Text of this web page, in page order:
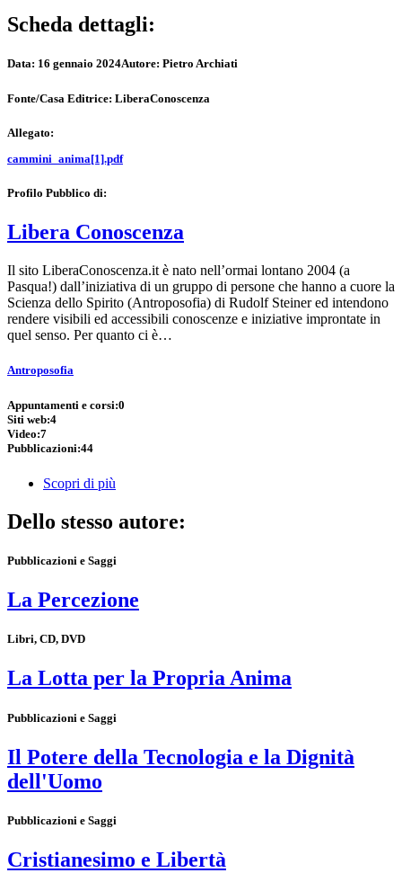
Scheda dettagli:
Data: 16 gennaio 2024Autore: Pietro Archiati
Fonte/Casa Editrice: LiberaConoscenza
Allegato:
cammini_anima[1].pdf
Profilo Pubblico di:
Libera Conoscenza
Il sito LiberaConoscenza.it è nato nell’ormai lontano 2004 (a
Pasqua!) dall’iniziativa di un gruppo di persone che hanno a cuore la
Scienza dello Spirito (Antroposofia) di Rudolf Steiner ed intendono
rendere visibili ed accessibili conoscenze e iniziative improntate in
quel senso. Per quanto ci è…
Antroposofia
Appuntamenti e corsi:0
Siti web:4
Video:7
Pubblicazioni:44
Scopri di più
Dello stesso autore:
Pubblicazioni e Saggi
La Percezione
Libri, CD, DVD
La Lotta per la Propria Anima
Pubblicazioni e Saggi
Il Potere della Tecnologia e la Dignità
dell'Uomo
Pubblicazioni e Saggi
Cristianesimo e Libertà